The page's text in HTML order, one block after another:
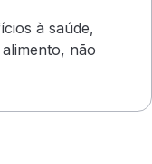
à saúde,
não